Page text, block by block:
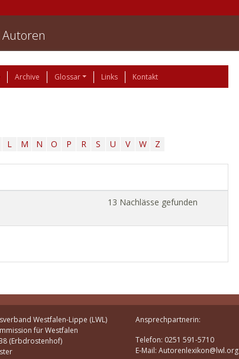
Archive Glossar Links Kontakt
L M N O P R S U V W Z
13 Nachlässe gefunden
Westfalen-Lippe (LWL)
für Westfalen
(Erbdrostenhof)
Ansprechpartnerin:
Telefon: 0251 591-5710
E-Mail: Autorenlexikon@lwl.org